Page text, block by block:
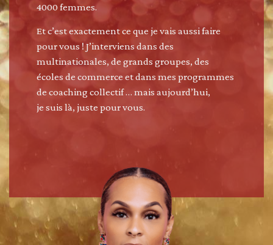
4000 femmes.
Et c’est exactement ce que je vais aussi faire
pour vous ! J’interviens dans des
multinationales, de grands groupes, des
écoles de commerce et dans mes programmes
de coaching collectif … mais aujourd’hui,
je suis là, juste pour vous.